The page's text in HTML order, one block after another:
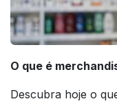
O que é
Descubra hoje o